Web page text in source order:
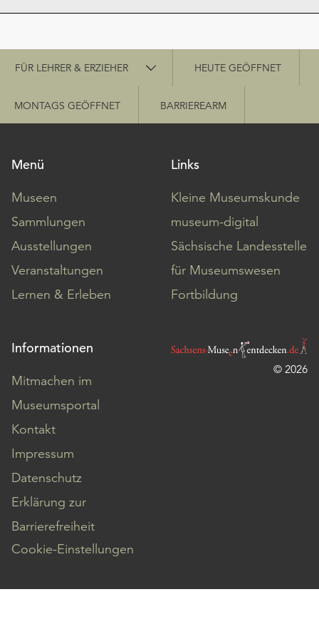
Schnellzugriff
FÜR LEHRER & ERZIEHER HEUTE GEÖFFNET
MONTAGS GEÖFFNET BARRIEREARM
Menü
Museen
Sammlungen
Ausstellungen
Veranstaltungen
Lernen & Erleben
Links
Kleine Museumskunde
museum-digital
Sächsische Landesstelle
für Museumswesen
Fortbildung
Informationen
Mitmachen im
Museumsportal
Kontakt
Impressum
Datenschutz
Erklärung zur
Barrierefreiheit
Cookie-Einstellungen
© 2026